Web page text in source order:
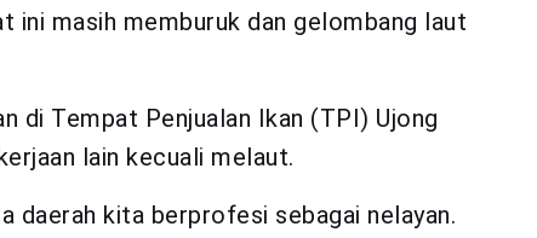
masih memburuk dan gelombang laut
di Tempat Penjualan Ikan (TPI) Ujong
lain kecuali melaut.
daerah kita berprofesi sebagai nelayan.